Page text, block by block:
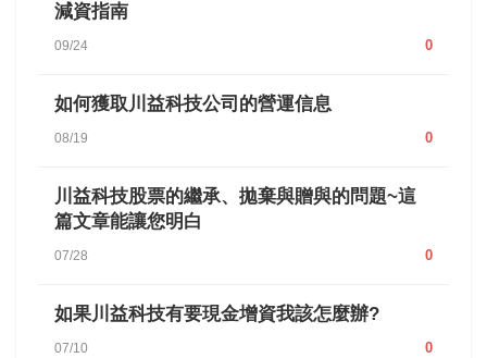
減資指南
09/24 0
如何獲取川益科技公司的營運信息
08/19 0
川益科技股票的繼承、拋棄與贈與的問題~這
篇文章能讓您明白
07/28 0
如果川益科技有要現金增資我該怎麼辦?
07/10 0